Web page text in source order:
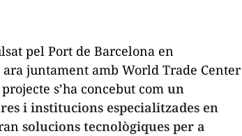
pel Port de Barcelona en
ara juntament amb World Trade Center
s’ha concebut com un
i institucions especialitzades en
solucions tecnològiques per a